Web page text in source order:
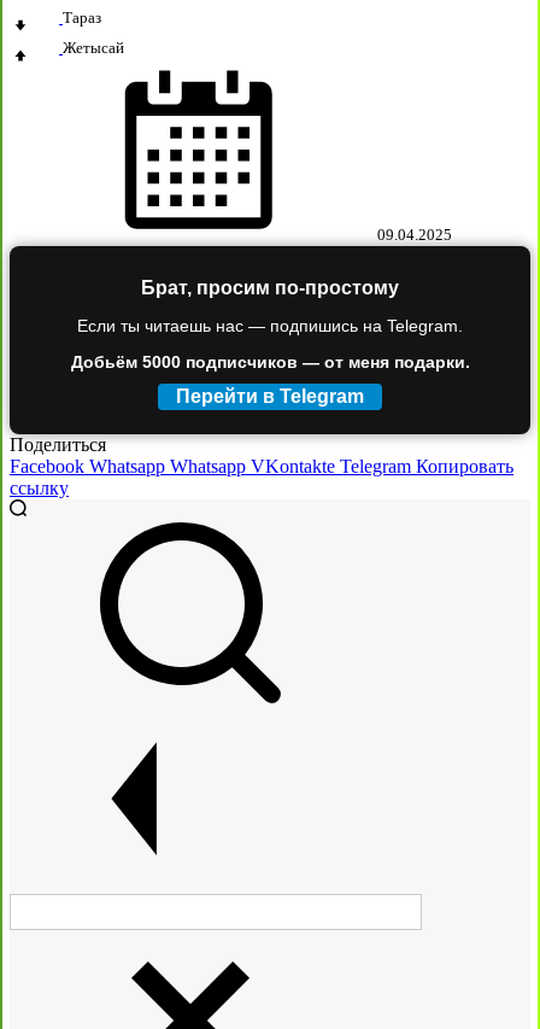
Тараз
Жетысай
09.04.2025
Брат, просим по-простому
Если ты читаешь нас — подпишись на Telegram.
Добьём 5000 подписчиков — от меня подарки.
Перейти в Telegram
Поделиться
Facebook Whatsapp Whatsapp VKontakte Telegram Копировать
ссылку